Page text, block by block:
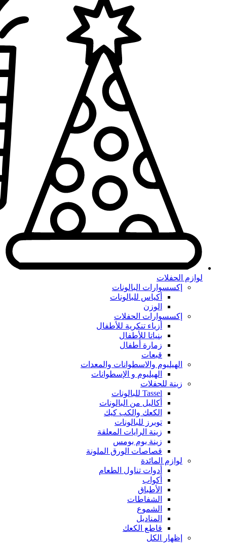
لوازم الحفلات
إكسسوارات البالونات
أكياس للبالونات
الوزن
إكسسوارات الحفلات
أزياء تنكرية للأطفال
بنياتا للأطفال
زمارة أطفال
قبعات
الهيليوم والاسطوانات والمعدات
الهيليوم و الإسطوانات
زينة للحفلات
Tassel للبالونات
أكاليل من البالونات
الكعك والكب كيك
توبرز للبالونات
زينة الرايات المعلقة
زينة بوم بومس
قصاصات الورق الملونة
لوازم المائدة
أدوات تناول الطعام
أكواب
الأطباق
الشفاطات
الشموع
المناديل
قاطع الكعك
إظهار الكل